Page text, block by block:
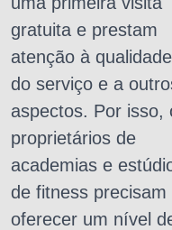
gratuita e prestam
atenção à qualidade
do serviço e a
aspectos. Por isso,
proprietários de
academias e
de fitness precisam
oferecer um nível